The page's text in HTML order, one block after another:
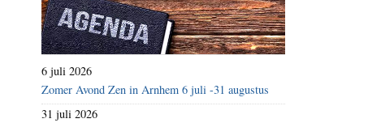
daoïst
6 juli 2026
Zomer Avond Zen in Arnhem 6 juli -31 augustus
31 juli 2026